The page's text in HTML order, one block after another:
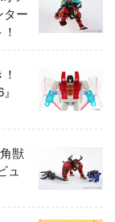
ー
！
獣
ュ